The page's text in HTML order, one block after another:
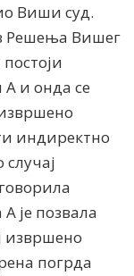
Виши суд.
Решења Вишег
и онда се
индиректно
је позвала
извршено
погрда